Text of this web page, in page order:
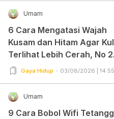
Umam
6 Cara Mengatasi Wajah
Kusam dan Hitam Agar
Terlihat Lebih Cerah, No 2
Gampang Banget dan
Gaya Hidup 03/08/2026 | 14:55
Umam
9 Cara Bobol Wifi